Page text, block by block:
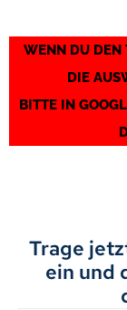
WENN DU DEN
DIE
BITTE IN
Trage
ein und